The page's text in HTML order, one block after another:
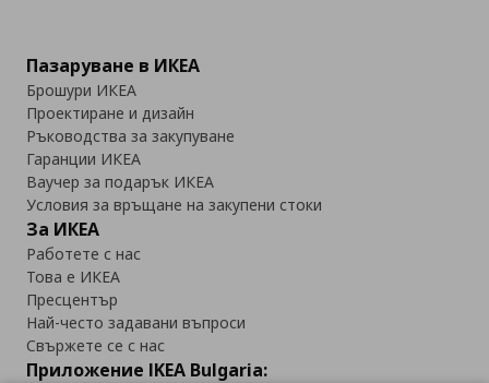
Пазаруване в ИКЕА
Брошури ИКЕА
Проектиране и дизайн
Ръководства за закупуване
Гаранции ИКЕА
Ваучер за подарък ИКЕА
Условия за връщане на закупени стоки
За ИКЕА
Работете с нас
Това е ИКЕА
Пресцентър
Най-често задавани въпроси
Свържете се с нас
Приложение IKEA Bulgaria: